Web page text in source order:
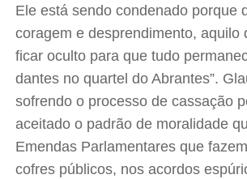
Ele está sendo condenado porque
coragem e desprendimento, aquilo
ficar oculto para que tudo
dantes no quartel do Abrantes”.
sofrendo o processo de cassação
aceitado o padrão de moralidade
Emendas Parlamentares que
cofres públicos, nos acordos